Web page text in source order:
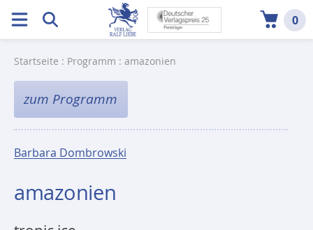
0
Startseite : Programm : amazonien
zum Programm
Barbara Dombrowski
amazonien